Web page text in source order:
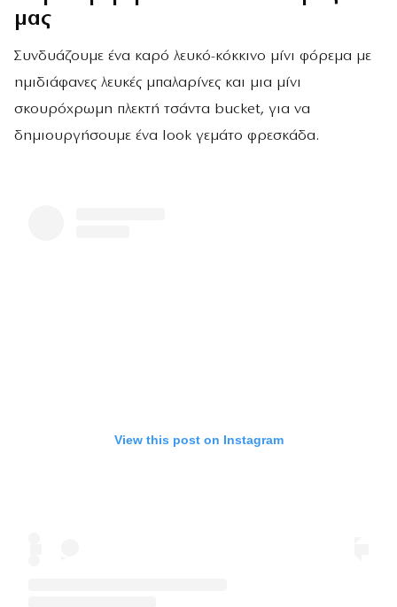
μας
Συνδυάζουμε ένα καρό λευκό-κόκκινο μίνι φόρεμα με
ημιδιάφανες λευκές μπαλαρίνες και μια μίνι
σκουρόχρωμη πλεκτή τσάντα bucket, για να
δημιουργήσουμε ένα look γεμάτο φρεσκάδα.
View this post on Instagram